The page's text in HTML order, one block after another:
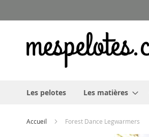
au
Les pelotes Les matières
Accueil Forest Dance Legwarmers